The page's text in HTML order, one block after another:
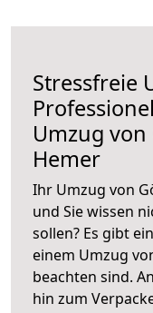
Stressfreie
Umzug
Hemer
Ihr Umzug von
und Sie wissen
sollen? Es gibt
einem Umzug
beachten sind.
hin zum